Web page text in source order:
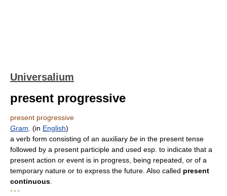
Universalium
present progressive
present progressive
Gram (in English)
a verb form consisting of an auxiliary be in the present tense
followed by a present participle and used esp. to indicate that a
present action or event is in progress, being repeated, or of a
temporary nature or to express the future. Also called present
continuous
* * *